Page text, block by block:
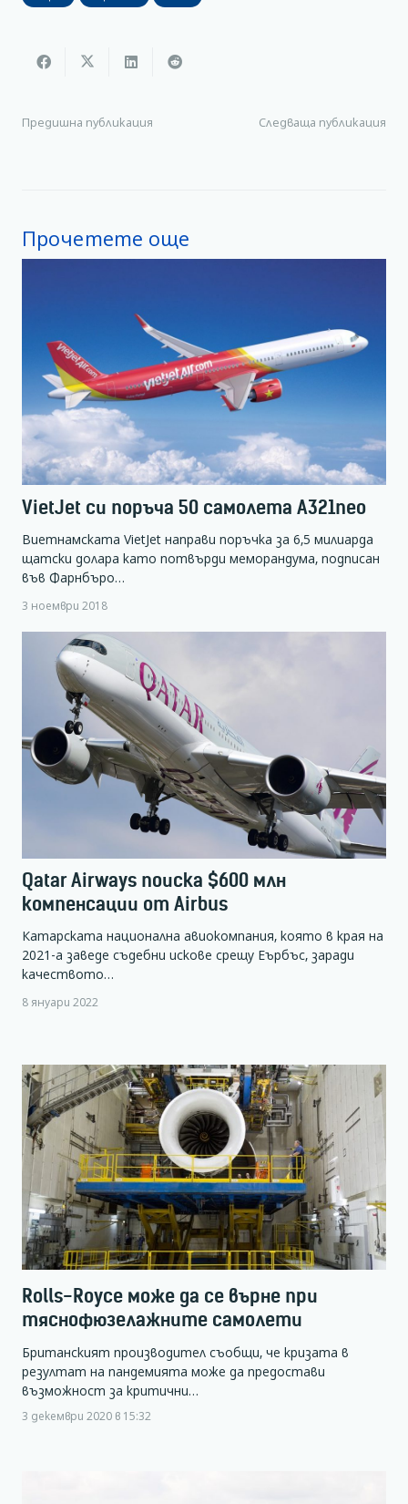
Предишна публикация Следваща публикация
Прочетете още
VietJet си поръча 50 самолета А321neo
Виетнамската VietJet направи поръчка за 6,5 милиарда
щатски долара като потвърди меморандума, подписан
във Фарнбъро…
3 ноември 2018
Qatar Airways поиска $600 млн
компенсации от Airbus
Катарската национална авиокомпания, която в края на
2021-а заведе съдебни искове срещу Еърбъс, заради
качеството…
8 януари 2022
Rolls-Royce може да се върне при
тяснофюзелажните самолети
Британският производител съобщи, че кризата в
резултат на пандемията може да предостави
възможност за критични…
3 декември 2020 в 15:32